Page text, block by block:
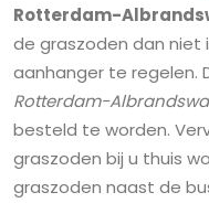
Rotterdam-
de graszoden dan
aanhanger te regelen.
Rotterdam-
besteld te worden.
graszoden bij u thuis
graszoden naast de